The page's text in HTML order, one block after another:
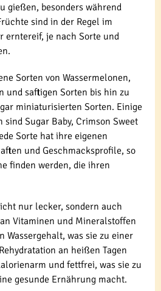
gießen, besonders während
sind in der Regel im
erntereif, je nach Sorte und
Sorten von Wassermelonen,
und saftigen Sorten bis hin zu
miniaturisierten Sorten. Einige
Sugar Baby, Crimson Sweet
Sorte hat ihre eigenen
und Geschmacksprofile, so
finden werden, die ihren
nur lecker, sondern auch
Vitaminen und Mineralstoffen
Wassergehalt, was sie zu einer
an heißen Tagen
und fettfrei, was sie zu
gesunde Ernährung macht.